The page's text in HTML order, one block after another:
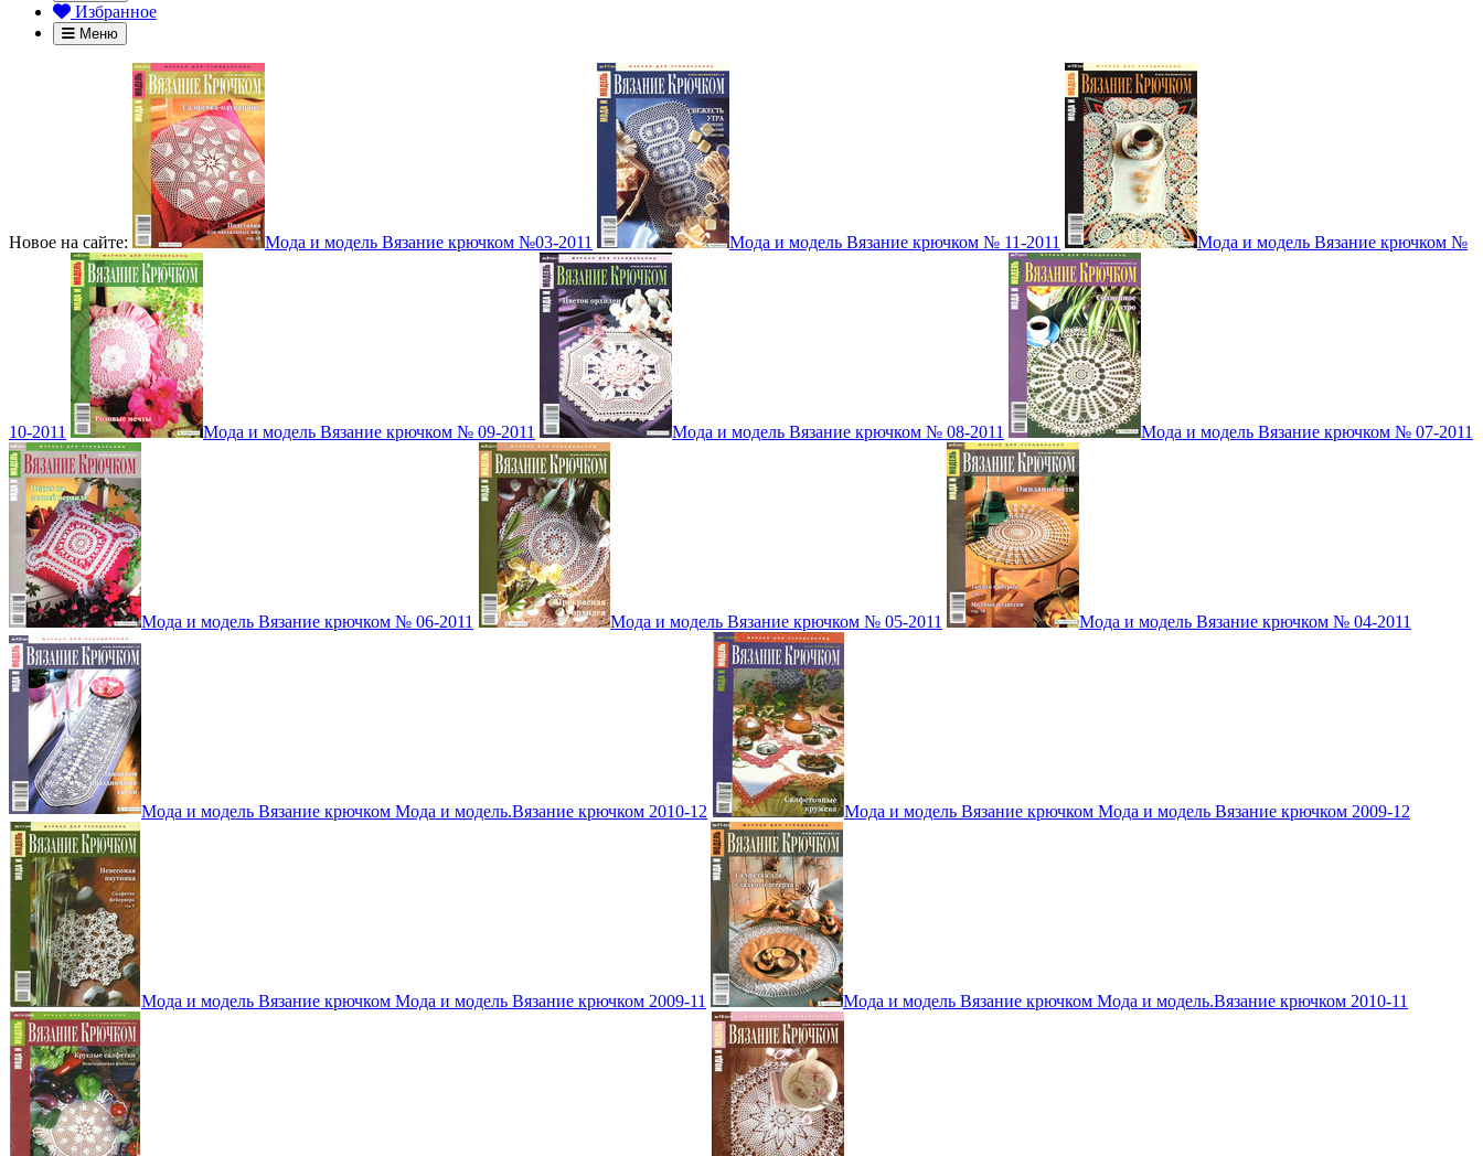
Избранное
Меню
Новое на сайте: Мода и модель Вязание крючком №03-2011 Мода и модель Вязание крючком № 11-2011 Мода и модель Вязание крючком №
10-2011 Мода и модель Вязание крючком № 09-2011 Мода и модель Вязание крючком № 08-2011 Мода и модель Вязание крючком № 07-2011
Мода и модель Вязание крючком № 06-2011 Мода и модель Вязание крючком № 05-2011 Мода и модель Вязание крючком № 04-2011
Мода и модель Вязание крючком Мода и модель.Вязание крючком 2010-12 Мода и модель Вязание крючком Мода и модель Вязание крючком 2009-12
Мода и модель Вязание крючком Мода и модель Вязание крючком 2009-11 Мода и модель Вязание крючком Мода и модель.Вязание крючком 2010-11